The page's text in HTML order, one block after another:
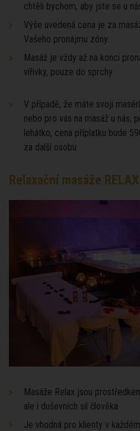
chtěli bychom, aby jste se u
Výše uvedená cena je za
Vašeho pronájmu zóny.
Masáž je vždy až na konci
vířivky, pouze do sprchy
V případě, že máte svoji
nebo pro vás na masáž u nás,
lehátko, cena příplatku bude
za další osobu
Relaxační masáže RELAX
Masáže Relax jsou
ale i duševních sil člověka
Je vhodná pro klienty v